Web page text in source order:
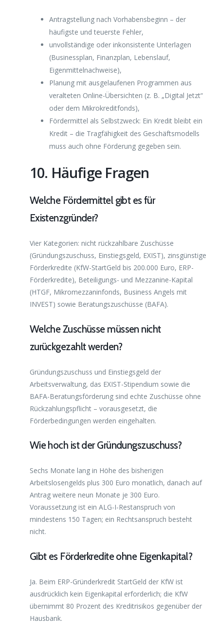
Antragstellung nach Vorhabensbeginn – der
häufigste und teuerste Fehler,
unvollständige oder inkonsistente Unterlagen
(Businessplan, Finanzplan, Lebenslauf,
Eigenmittelnachweise),
Planung mit ausgelaufenen Programmen aus
veralteten Online-Übersichten (z. B. „Digital Jetzt“
oder dem Mikrokreditfonds),
Fördermittel als Selbstzweck: Ein Kredit bleibt ein
Kredit – die Tragfähigkeit des Geschäftsmodells
muss auch ohne Förderung gegeben sein.
10. Häufige Fragen
Welche Fördermittel gibt es für
Existenzgründer?
Vier Kategorien: nicht rückzahlbare Zuschüsse
(Gründungszuschuss, Einstiegsgeld, EXIST), zinsgünstige
Förderkredite (KfW-StartGeld bis 200.000 Euro, ERP-
Förderkredite), Beteiligungs- und Mezzanine-Kapital
(HTGF, Mikromezzaninfonds, Business Angels mit
INVEST) sowie Beratungszuschüsse (BAFA).
Welche Zuschüsse müssen nicht
zurückgezahlt werden?
Gründungszuschuss und Einstiegsgeld der
Arbeitsverwaltung, das EXIST-Stipendium sowie die
BAFA-Beratungsförderung sind echte Zuschüsse ohne
Rückzahlungspflicht – vorausgesetzt, die
Förderbedingungen werden eingehalten.
Wie hoch ist der Gründungszuschuss?
Sechs Monate lang in Höhe des bisherigen
Arbeitslosengelds plus 300 Euro monatlich, danach auf
Antrag weitere neun Monate je 300 Euro.
Voraussetzung ist ein ALG-I-Restanspruch von
mindestens 150 Tagen; ein Rechtsanspruch besteht
nicht.
Gibt es Förderkredite ohne Eigenkapital?
Ja. Beim ERP-Gründerkredit StartGeld der KfW ist
ausdrücklich kein Eigenkapital erforderlich; die KfW
übernimmt 80 Prozent des Kreditrisikos gegenüber der
Hausbank.